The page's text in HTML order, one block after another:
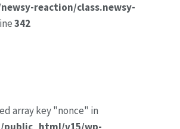
reaction/class.newsy-
342
array key "nonce" in